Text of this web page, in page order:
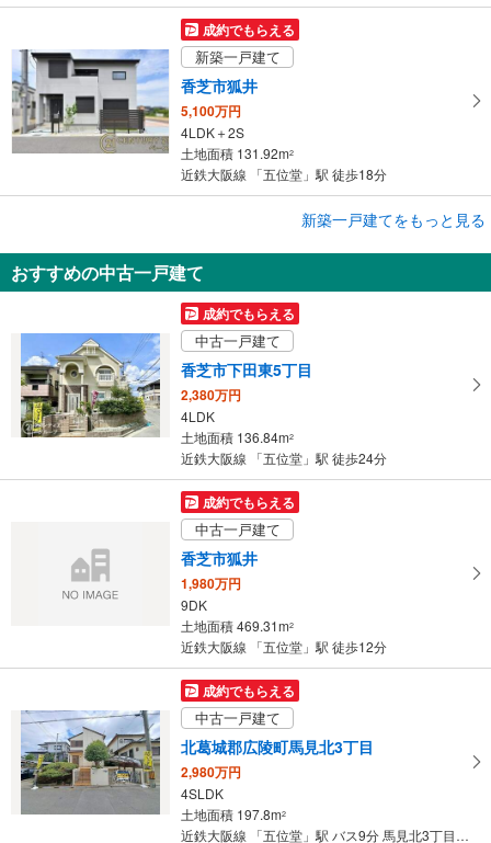
成約でもらえる
新築一戸建て
香芝市狐井
5,100万円
4LDK＋2S
土地面積 131.92m2
近鉄大阪線 「五位堂」駅 徒歩18分
北葛城郡広陵町大字三吉
2,980万円
4LDK
土地面積 168.61m
近鉄大阪線 「五位堂」駅 徒歩47分
新築一戸建てをもっと見る
おすすめの中古一戸建て
成約でもらえる
中古一戸建て
香芝市下田東5丁目
2,380万円
4LDK
土地面積 136.84m2
近鉄大阪線 「五位堂」駅 徒歩24分
成約でもらえる
中古一戸建て
香芝市狐井
1,980万円
9DK
土地面積 469.31m2
近鉄大阪線 「五位堂」駅 徒歩12分
成約でもらえる
中古一戸建て
北葛城郡広陵町馬見北3丁目
2,980万円
4SLDK
土地面積 197.8m2
近鉄大阪線 「五位堂」駅 バス9分 馬見北3丁目 バス停下車 徒歩2分